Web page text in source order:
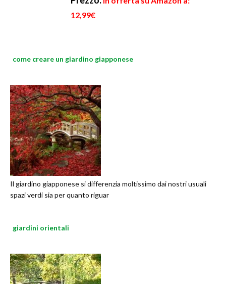
12,99€
come creare un giardino giapponese
Il giardino giapponese si differenzia moltissimo dai nostri usuali
spazi verdi sia per quanto riguar
giardini orientali